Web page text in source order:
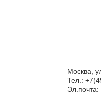
Москва,
Тел.:
Эл.почта: